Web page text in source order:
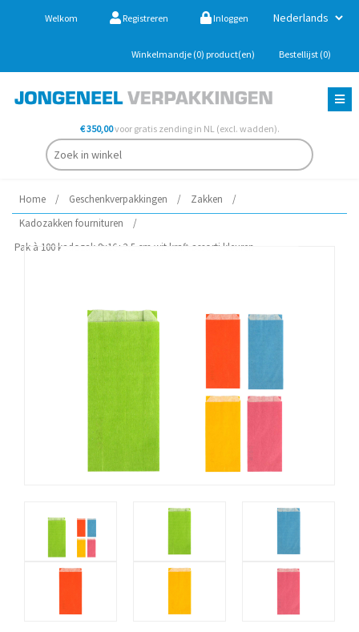
Welkom Registreren Inloggen
Winkelmandje (0) product(en) Bestellijst (0)
€ 350,00voor gratis zending in NL (excl. wadden).
Home / Geschenkverpakkingen / Zakken
/
Kadozakken fournituren
/
Pak à 100 kadozak 8x16+2,5 cm wit kraft assorti kleuren